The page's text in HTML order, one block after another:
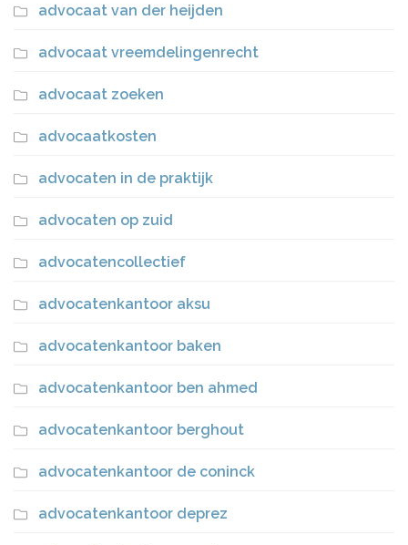
advocaat van der heijden
advocaat vreemdelingenrecht
advocaat zoeken
advocaatkosten
advocaten in de praktijk
advocaten op zuid
advocatencollectief
advocatenkantoor aksu
advocatenkantoor baken
advocatenkantoor ben ahmed
advocatenkantoor berghout
advocatenkantoor de coninck
advocatenkantoor deprez